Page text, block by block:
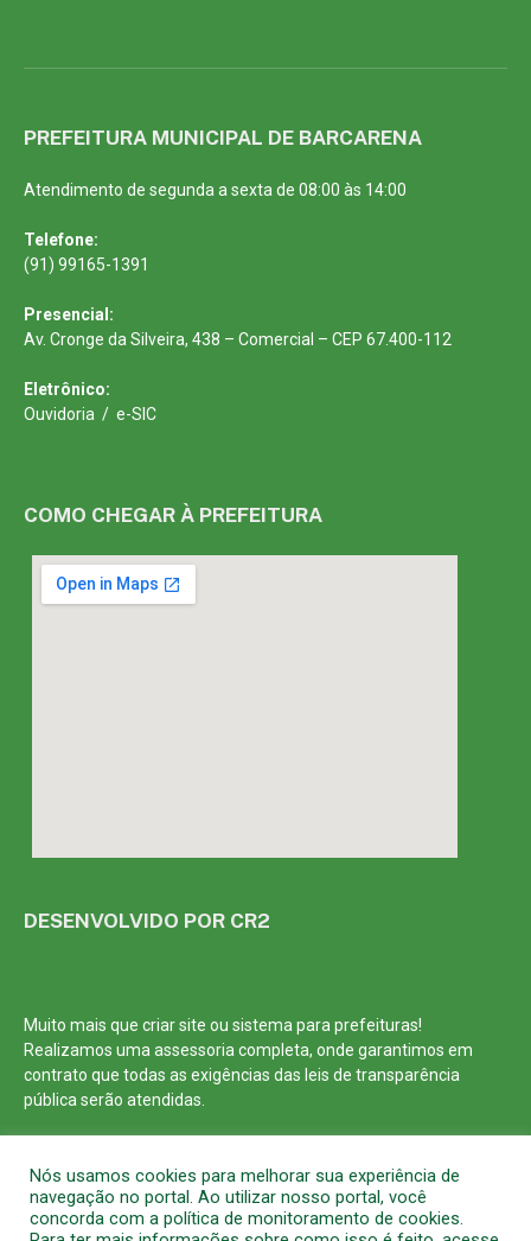
PREFEITURA MUNICIPAL DE BARCARENA
Atendimento de segunda a sexta de 08:00 às 14:00
Telefone:
(91) 99165-1391
Presencial:
Av. Cronge da Silveira, 438 – Comercial – CEP 67.400-112
Eletrônico:
Ouvidoria / e-SIC
COMO CHEGAR À PREFEITURA
DESENVOLVIDO POR CR2
Muito mais que criar site ou sistema para prefeituras!
Realizamos uma assessoria completa, onde garantimos em
contrato que todas as exigências das leis de transparência
pública serão atendidas.
Nós usamos cookies para melhorar sua experiência de
navegação no portal. Ao utilizar nosso portal, você
concorda com a política de monitoramento de cookies.